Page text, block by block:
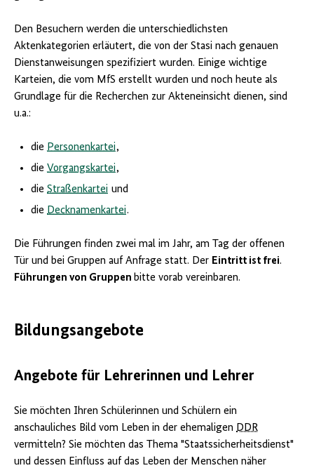
Den Besuchern werden die unterschiedlichsten
Aktenkategorien erläutert, die von der Stasi nach genauen
Dienstanweisungen spezifiziert wurden. Einige wichtige
Karteien, die vom MfS erstellt wurden und noch heute als
Grundlage für die Recherchen zur Akteneinsicht dienen, sind
u.a.:
die Personenkartei,
die Vorgangskartei,
die Straßenkartei und
die Decknamenkartei.
Die Führungen finden zwei mal im Jahr, am Tag der offenen
Tür und bei Gruppen auf Anfrage statt. Der Eintritt ist frei.
Führungen von Gruppen bitte vorab vereinbaren.
Bildungsangebote
Angebote für Lehrerinnen und Lehrer
Sie möchten Ihren Schülerinnen und Schülern ein
anschauliches Bild vom Leben in der ehemaligen DDR
vermitteln? Sie möchten das Thema "Staatssicherheitsdienst"
und dessen Einfluss auf das Leben der Menschen näher